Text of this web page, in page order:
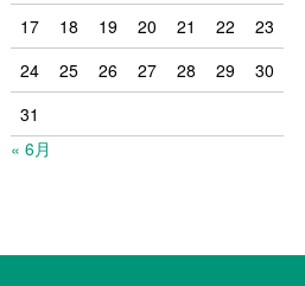
17
18 19 20 21 22
23
24
25 26 27 28 29
30
31
« 6月